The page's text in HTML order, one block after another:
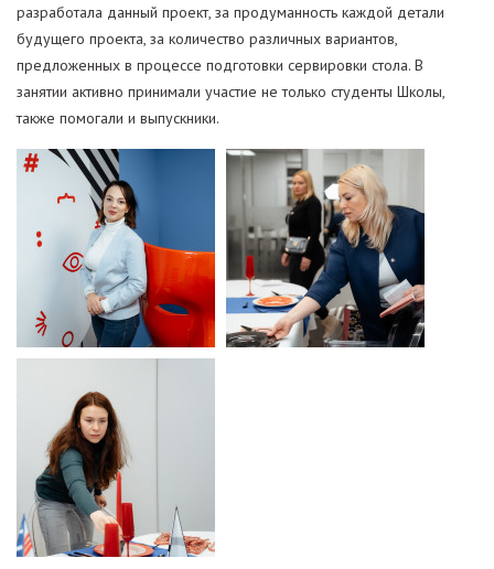
разработала данный проект, за продуманность каждой детали
будущего проекта, за количество различных вариантов,
предложенных в процессе подготовки сервировки стола. В
занятии активно принимали участие не только студенты Школы,
также помогали и выпускники.